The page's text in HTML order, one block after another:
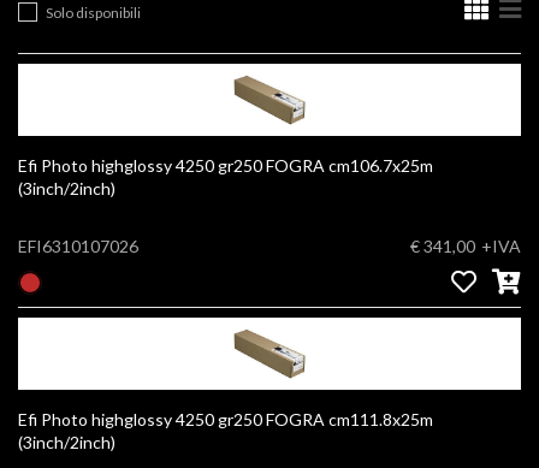
Solo disponibili
Efi Photo highglossy 4250 gr250 FOGRA cm106.7x25m
(3inch/2inch)
EFI6310107026 € 341,00 +IVA
Efi Photo highglossy 4250 gr250 FOGRA cm111.8x25m
(3inch/2inch)